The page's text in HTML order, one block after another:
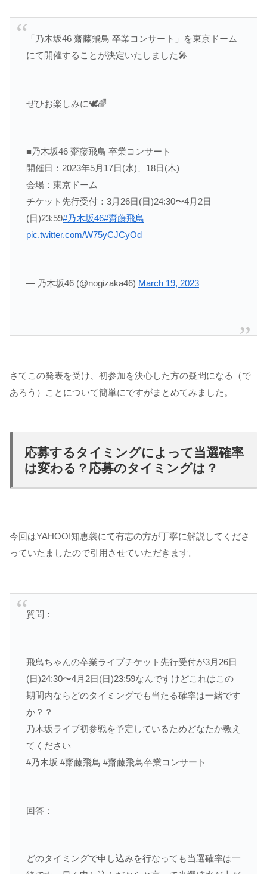
「乃木坂46 齋藤飛鳥 卒業コンサート」を東京ドーム
にて開催することが決定いたしました🎤
ぜひお楽しみに🕊️🌈
■乃木坂46 齋藤飛鳥 卒業コンサート
開催日：2023年5月17日(水)、18日(木)
会場：東京ドーム
チケット先行受付：3月26日(日)24:30〜4月2日
(日)23:59#乃木坂46#齋藤飛鳥
pic.twitter.com/W75yCJCyOd
— 乃木坂46 (@nogizaka46) March 19, 2023
さてこの発表を受け、初参加を決心した方の疑問になる（で
あろう）ことについて簡単にですがまとめてみました。
応募するタイミングによって当選確率
は変わる？応募のタイミングは？
今回はYAHOO!知恵袋にて有志の方が丁寧に解説してくださ
っていたましたので引用させていただきます。
質問：
飛鳥ちゃんの卒業ライブチケット先行受付が3月26日
(日)24:30〜4月2日(日)23:59なんですけどこれはこの
期間内ならどのタイミングでも当たる確率は一緒です
か？？
乃木坂ライブ初参戦を予定しているためどなたか教え
てください
#乃木坂 #齋藤飛鳥 #齋藤飛鳥卒業コンサート
回答：
どのタイミングで申し込みを行なっても当選確率は一